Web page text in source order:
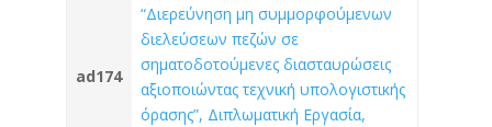
ad174
“Διερεύνηση μη συμμορφούμενων
διελεύσεων πεζών σε
σηματοδοτούμενες διασταυρώσεις
αξιοποιώντας τεχνική υπολογιστικής
όρασης”, Διπλωματική Εργασία,